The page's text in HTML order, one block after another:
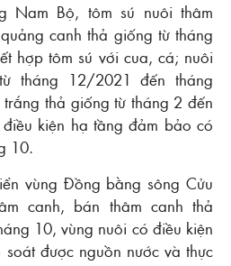
Nam Bộ, tôm sú nuôi thâm
canh thả giống từ tháng
hợp tôm sú với cua, cá; nuôi
tháng 12/2021 đến tháng
thả giống từ tháng 2 đến
kiện hạ tầng đảm bảo có
10.
vùng Đồng bằng sông Cửu
canh, bán thâm canh thả
10, vùng nuôi có điều kiện
được nguồn nước và thực